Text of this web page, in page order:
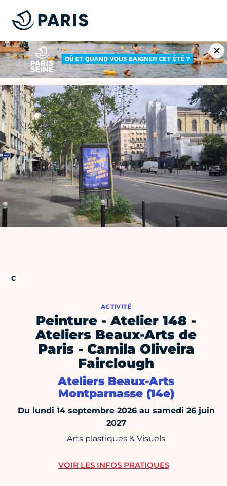
ACTIVITÉ
Peinture - Atelier 148 -
Ateliers Beaux-Arts de
Paris - Camila Oliveira
Fairclough
Ateliers Beaux-Arts
Montparnasse (14e)
Du lundi 14 septembre 2026 au samedi 26 juin
2027
Arts plastiques & Visuels
VOIR LES INFOS PRATIQUES